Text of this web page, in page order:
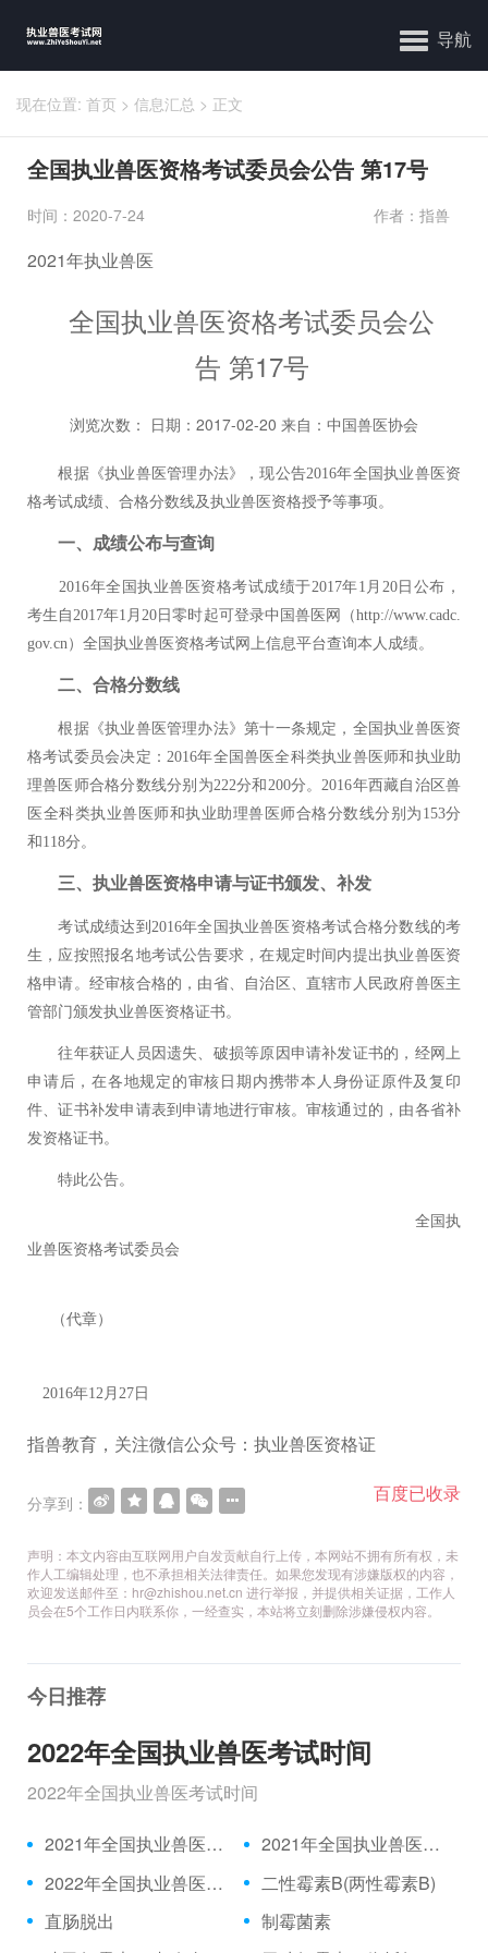
导航
现在位置: 首页 > 信息汇总 > 正文
全国执业兽医资格考试委员会公告 第17号
时间：2020-7-24 作者：指兽
2021年执业兽医
全国执业兽医资格考试委员会公
告 第17号
浏览次数： 日期：2017-02-20 来自：中国兽医协会
根据《执业兽医管理办法》，现公告2016年全国执业兽医资
格考试成绩、合格分数线及执业兽医资格授予等事项。
一、成绩公布与查询
2016年全国执业兽医资格考试成绩于2017年1月20日公布，
考生自2017年1月20日零时起可登录中国兽医网（http://www.cadc.
gov.cn）全国执业兽医资格考试网上信息平台查询本人成绩。
二、合格分数线
根据《执业兽医管理办法》第十一条规定，全国执业兽医资
格考试委员会决定：2016年全国兽医全科类执业兽医师和执业助
理兽医师合格分数线分别为222分和200分。2016年西藏自治区兽
医全科类执业兽医师和执业助理兽医师合格分数线分别为153分
和118分。
三、执业兽医资格申请与证书颁发、补发
考试成绩达到2016年全国执业兽医资格考试合格分数线的考
生，应按照报名地考试公告要求，在规定时间内提出执业兽医资
格申请。经审核合格的，由省、自治区、直辖市人民政府兽医主
管部门颁发执业兽医资格证书。
往年获证人员因遗失、破损等原因申请补发证书的，经网上
申请后，在各地规定的审核日期内携带本人身份证原件及复印
件、证书补发申请表到申请地进行审核。审核通过的，由各省补
发资格证书。
特此公告。
全国执
业兽医资格考试委员会
（代章）
2016年12月27日
指兽教育，关注微信公众号：执业兽医资格证
百度已收录
分享到：
声明：本文内容由互联网用户自发贡献自行上传，本网站不拥有所有权，未
作人工编辑处理，也不承担相关法律责任。如果您发现有涉嫌版权的内容，
欢迎发送邮件至：hr@zhishou.net.cn 进行举报，并提供相关证据，工作人
员会在5个工作日内联系你，一经查实，本站将立刻删除涉嫌侵权内容。
今日推荐
2022年全国执业兽医考试时间
2022年全国执业兽医考试时间
2021年全国执业兽医资格考试成绩公布时间、合格分数线
2021年全国执业兽医资格考试真题
2022年全国执业兽医考试时间
二性霉素B(两性霉素B)
直肠脱出
制霉菌素